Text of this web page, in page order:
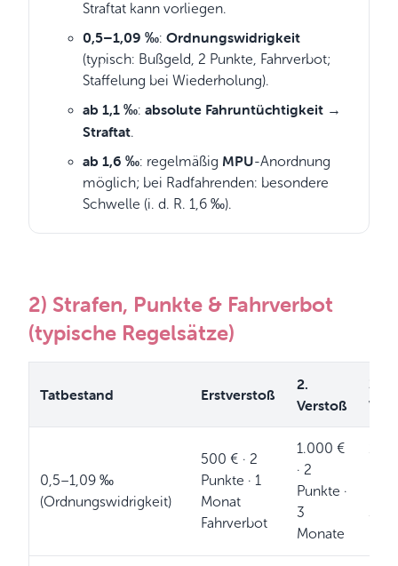
Straftat kann vorliegen.
0,5–1,09 ‰: Ordnungswidrigkeit
(typisch: Bußgeld, 2 Punkte, Fahrverbot;
Staffelung bei Wiederholung).
ab 1,1 ‰: absolute Fahruntüchtigkeit →
Straftat.
ab 1,6 ‰: regelmäßig MPU-Anordnung
möglich; bei Radfahrenden: besondere
Schwelle (i. d. R. 1,6 ‰).
2) Strafen, Punkte & Fahrverbot
(typische Regelsätze)
Tatbestand Erstverstoß
2.
Verstoß
3.
0,5–1,09 ‰
(Ordnungswidrigkeit)
500 € · 2
Punkte · 1
Monat
Fahrverbot
1.000 €
· 2
Punkte ·
3
Monate
3